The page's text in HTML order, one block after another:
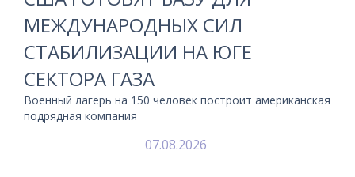
МЕЖДУНАРОДНЫХ СИЛ
СТАБИЛИЗАЦИИ НА ЮГЕ
СЕКТОРА ГАЗА
Военный лагерь на 150 человек построит американская
подрядная компания
07.08.2026